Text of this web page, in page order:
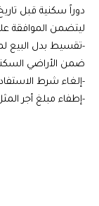
دوراً سكنية قبل تاريخ 10-كانون الأول-
ليتضمن الموافقة
ضمن الأراضي
-إلغاء شرط
-إطفاء مبلغ أجر